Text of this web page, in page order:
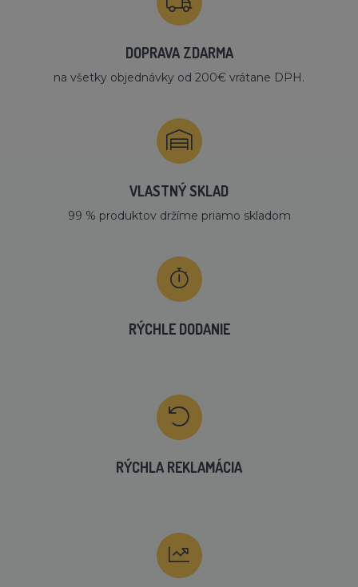
DOPRAVA ZDARMA
na všetky objednávky od 200€ vrátane DPH.
VLASTNÝ SKLAD
99 % produktov držíme priamo skladom
RÝCHLE DODANIE
RÝCHLA REKLAMÁCIA